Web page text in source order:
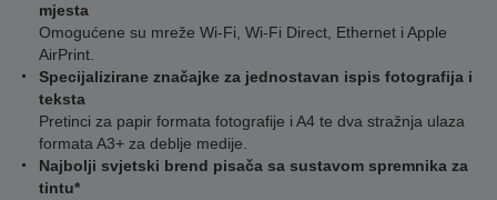
mjesta
Omogućene su mreže Wi-Fi, Wi-Fi Direct, Ethernet i Apple
AirPrint.
Specijalizirane značajke za jednostavan ispis fotografija i
teksta
Pretinci za papir formata fotografije i A4 te dva stražnja ulaza
formata A3+ za deblje medije.
Najbolji svjetski brend pisača sa sustavom spremnika za
tintu*